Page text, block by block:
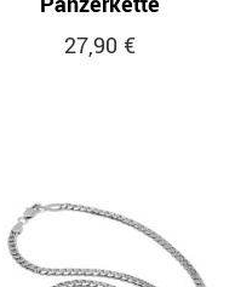
27,90 €